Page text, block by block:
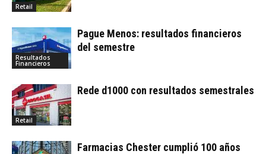
Retail
Resultados
Financieros
Pague Menos: resultados financieros
del semestre
Retail
Rede d1000 con resultados semestrales
Farmacias Chester cumplió 100 años